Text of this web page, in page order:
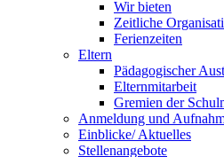
Wir bieten
Zeitliche
Ferienzeiten
Eltern
Pädagogischer
Elternmitarbeit
Gremien der
Anmeldung und
Einblicke/ Aktuelles
Stellenangebote